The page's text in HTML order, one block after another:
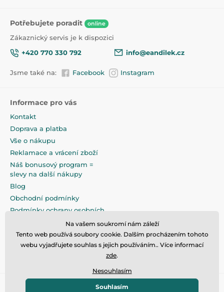
Potřebujete poradit online
Zákaznický servis je k dispozici
+420 770 330 792
info@eandilek.cz
Jsme také na: Facebook Instagram
Informace pro vás
Kontakt
Doprava a platba
Vše o nákupu
Reklamace a vrácení zboží
Náš bonusový program =
slevy na další nákupy
Blog
Obchodní podmínky
Podmínky ochrany osobních
Na pečlivé zabalení klademe
maximální důraz
© 2026 www.eandilek.cz ⦁ E-shop vytvořila
Na vašem soukromí nám záleží
Tento web používá soubory cookie. Dalším procházením tohoto
webu vyjadřujete souhlas s jejich používáním.. Více informací
zde.
Nesouhlasím
Souhlasím